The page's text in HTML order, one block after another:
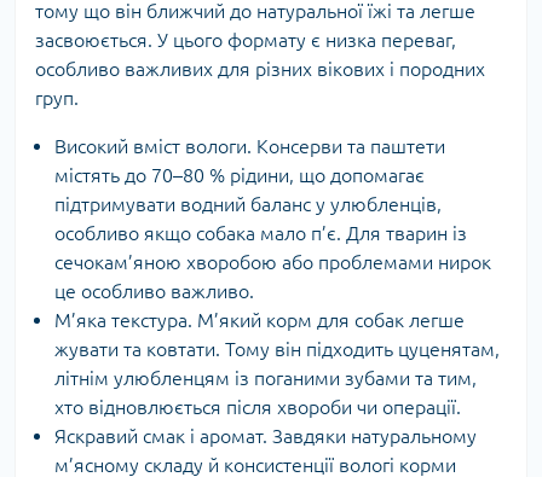
тому що він ближчий до натуральної їжі та легше
засвоюється. У цього формату є низка переваг,
особливо важливих для різних вікових і породних
груп.
Високий вміст вологи. Консерви та паштети
містять до 70–80 % рідини, що допомагає
підтримувати водний баланс у улюбленців,
особливо якщо собака мало п’є. Для тварин із
сечокам’яною хворобою або проблемами нирок
це особливо важливо.
М’яка текстура. М’який корм для собак легше
жувати та ковтати. Тому він підходить цуценятам,
літнім улюбленцям із поганими зубами та тим,
хто відновлюється після хвороби чи операції.
Яскравий смак і аромат. Завдяки натуральному
м’ясному складу й консистенції вологі корми